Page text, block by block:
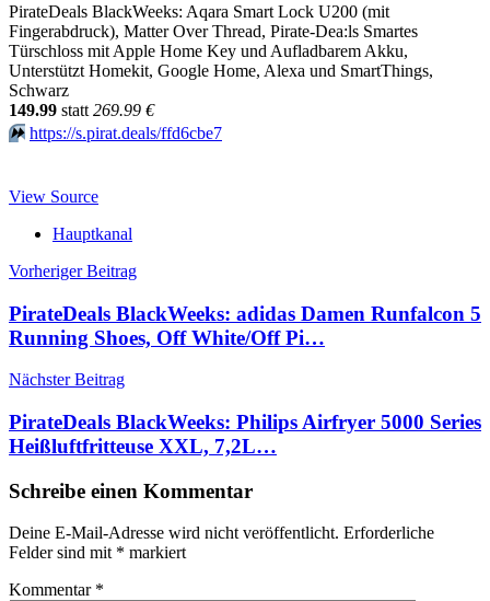
PirateDeals BlackWeeks: Aqara Smart Lock U200 (mit
Fingerabdruck), Matter Over Thread, Pirate-Dea:ls Smartes
Türschloss mit Apple Home Key und Aufladbarem Akku,
Unterstützt Homekit, Google Home, Alexa und SmartThings,
Schwarz
149.99 statt 269.99 €
⏩️ https://s.pirat.deals/ffd6cbe7
View Source
Hauptkanal
Beitragsnavigation
Vorheriger Beitrag
PirateDeals BlackWeeks: adidas Damen Runfalcon 5
Running Shoes, Off White/Off Pi…
Nächster Beitrag
PirateDeals BlackWeeks: Philips Airfryer 5000 Series
Heißluftfritteuse XXL, 7,2L…
Schreibe einen Kommentar
Deine E-Mail-Adresse wird nicht veröffentlicht. Erforderliche
Felder sind mit * markiert
Kommentar *